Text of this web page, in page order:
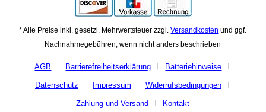
* Alle Preise inkl. gesetzl. Mehrwertsteuer zzgl.Versandkosten und ggf.
Nachnahmegebühren, wenn nicht anders beschrieben
AGB Barrierefreiheitserklärung Batteriehinweise
Datenschutz Impressum Widerrufsbedingungen
Zahlung und Versand
Kontakt